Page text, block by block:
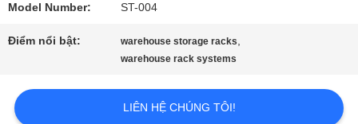
A QUOTE
ĐỒ
Model Number: ST-004
Điểm nổi bật: warehouse storage racks,
warehouse rack systems
LIÊN HỆ CHÚNG TÔI!